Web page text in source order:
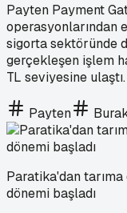
Payten Payment
operasyonlarından
sigorta sektöründe
gerçekleşen işlem
TL seviyesine ulaştı.
Payten
Paratika'dan
dönemi başladı